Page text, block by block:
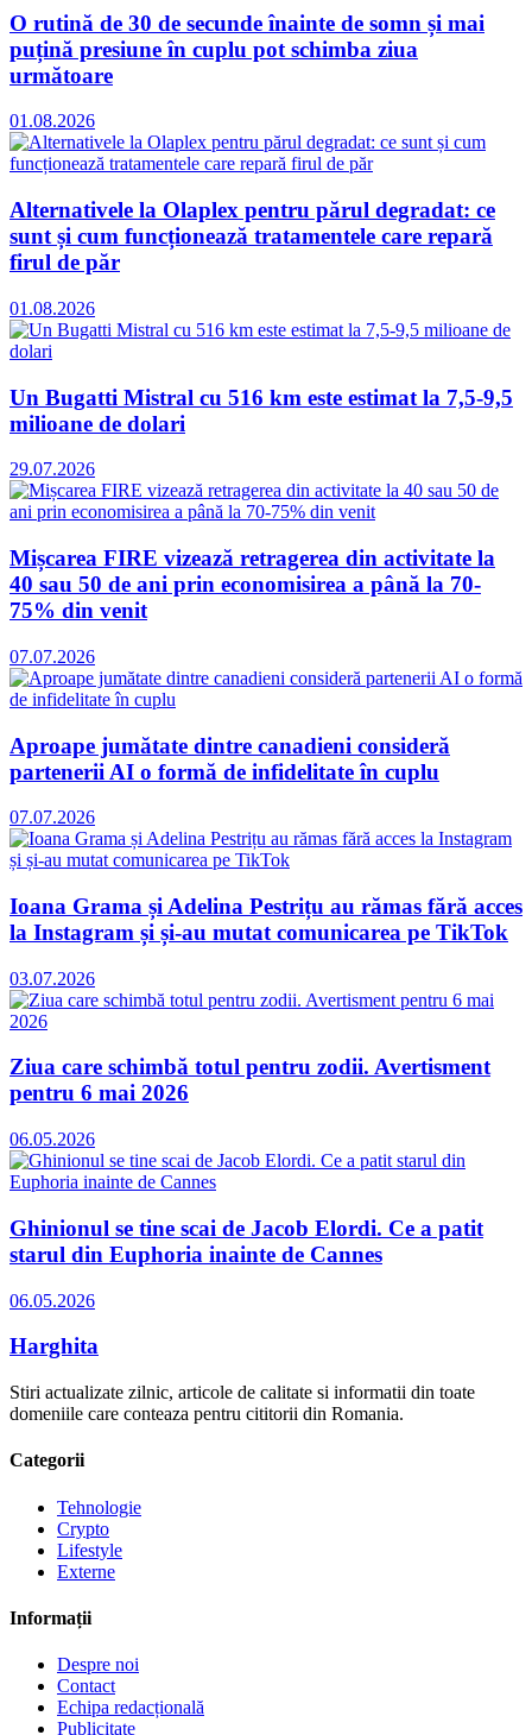
O rutină de 30 de secunde înainte de somn și mai
puțină presiune în cuplu pot schimba ziua
următoare
01.08.2026
Alternativele la Olaplex pentru părul degradat: ce
sunt și cum funcționează tratamentele care repară
firul de păr
01.08.2026
Un Bugatti Mistral cu 516 km este estimat la 7,5-9,5
milioane de dolari
29.07.2026
Mișcarea FIRE vizează retragerea din activitate la
40 sau 50 de ani prin economisirea a până la 70-
75% din venit
07.07.2026
Aproape jumătate dintre canadieni consideră
partenerii AI o formă de infidelitate în cuplu
07.07.2026
Ioana Grama și Adelina Pestrițu au rămas fără acces
la Instagram și și-au mutat comunicarea pe TikTok
03.07.2026
Ziua care schimbă totul pentru zodii. Avertisment
pentru 6 mai 2026
06.05.2026
Ghinionul se tine scai de Jacob Elordi. Ce a patit
starul din Euphoria inainte de Cannes
06.05.2026
Harghita
Stiri actualizate zilnic, articole de calitate si informatii din toate
domeniile care conteaza pentru cititorii din Romania.
Categorii
Tehnologie
Crypto
Lifestyle
Externe
Informații
Despre noi
Contact
Echipa redacțională
Publicitate